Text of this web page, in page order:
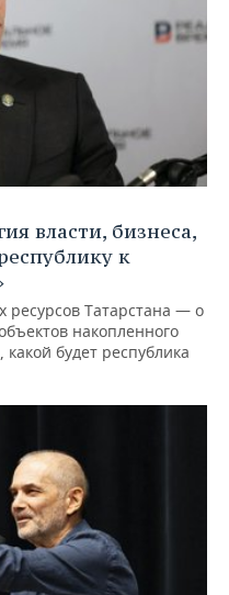
власти, бизнеса,
к
Татарстана — о
накопленного
будет республика